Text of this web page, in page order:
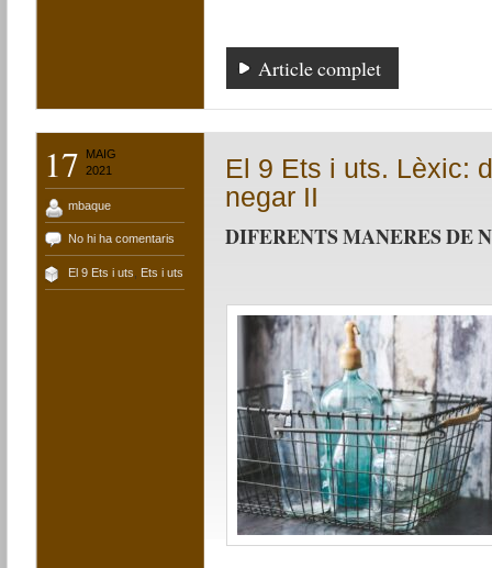
Article complet
17
MAIG
2021
mbaque
No hi ha comentaris
El 9 Ets i uts Ets i uts
El 9 Ets i uts. Lèxic:
negar II
DIFERENTS MANERES DE